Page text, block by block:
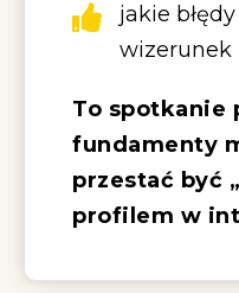
jakie
wizerunek
To spotkanie
fundamenty
przestać być
profilem w